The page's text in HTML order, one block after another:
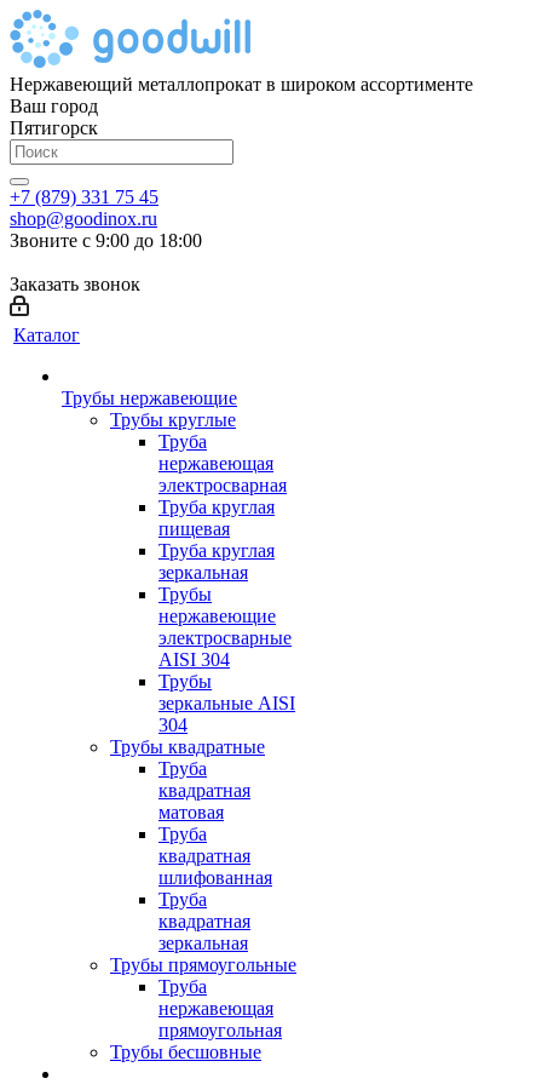
Нержавеющий металлопрокат в широком ассортименте
Ваш город
Пятигорск
+7 (879) 331 75 45
shop@goodinox.ru
Звоните с 9:00 до 18:00
Заказать звонок
Каталог
Трубы нержавеющие
Трубы круглые
Труба
нержавеющая
электросварная
Труба круглая
пищевая
Труба круглая
зеркальная
Трубы
нержавеющие
электросварные
AISI 304
Трубы
зеркальные AISI
304
Трубы квадратные
Труба
квадратная
матовая
Труба
квадратная
шлифованная
Труба
квадратная
зеркальная
Трубы прямоугольные
Труба
нержавеющая
прямоугольная
Трубы бесшовные